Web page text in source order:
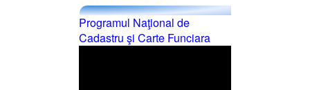
Programul Naţional de
Cadastru şi Carte Funciara